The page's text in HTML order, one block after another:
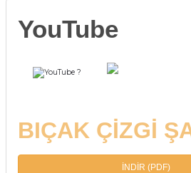
YouTube
?
BIÇAK ÇİZGİ
İNDİR (PDF)